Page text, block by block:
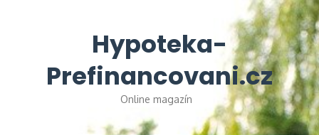
Hypoteka-
Prefinancovani.cz
Online magazín